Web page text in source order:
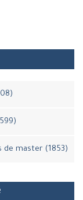
de master (1853)